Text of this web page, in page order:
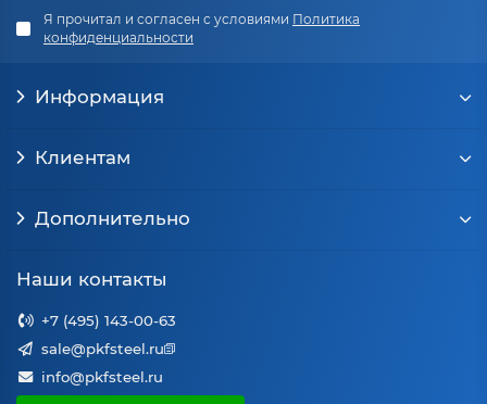
Я прочитал и согласен с условиями Политика
конфиденциальности
Информация
Клиентам
Дополнительно
Наши контакты
+7 (495) 143-00-63
sale@pkfsteel.ru
info@pkfsteel.ru